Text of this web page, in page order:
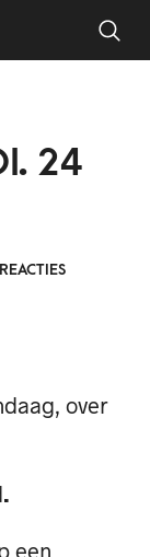
24
over
.
een